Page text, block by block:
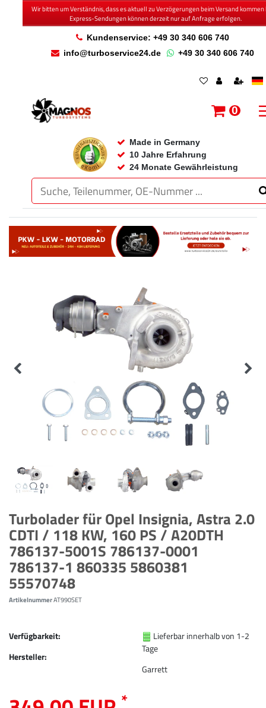
Wir bitten um Verständnis, dass es aktuell zu Verzögerungen beim Versand kommen
Express-Sendungen können derzeit nur auf Anfrage erfolgen.
Kundenservice: +49 30 340 606 740
info@turboservice24.de
+49 30 340 606 740
Made in Germany
10 Jahre Erfahrung
24 Monate Gewährleistung
0
Turbolader für Opel Insignia, Astra 2.0
CDTI / 118 KW, 160 PS / A20DTH
786137-5001S 786137-0001
786137-1 860335 5860381
55570748
ArtikelnummerAT990SET
Verfügbarkeit:
Hersteller:
Lieferbar innerhalb von 1-2
Tage
Garrett
*